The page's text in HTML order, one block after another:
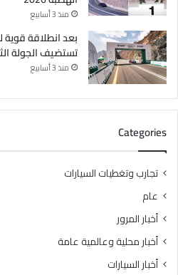
منذ 3 أسابيع
بعد انطلاقة
تستضيف الجولة
منذ 3 أسابيع
Categories
تجارب وتغطيات السيارات
عام
أخبار المرور
أخبار محلية وعالمية عامة
أخبار السيارات